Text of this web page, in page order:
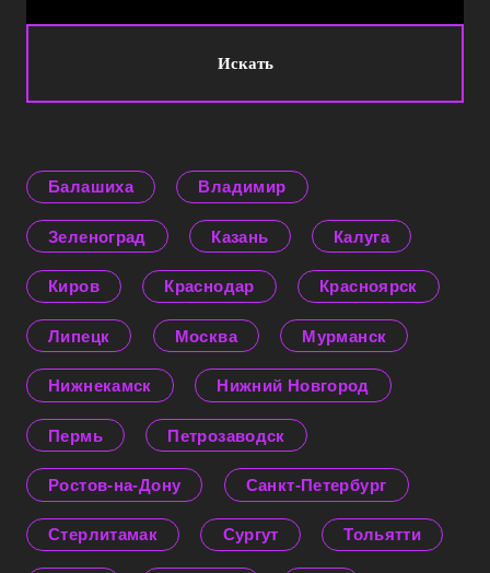
Искать
Балашиха Владимир
Зеленоград Казань Калуга
Киров Краснодар Красноярск
Липецк Москва Мурманск
Нижнекамск Нижний Новгород
Пермь Петрозаводск
Ростов-на-Дону Санкт-Петербург
Стерлитамак Сургут Тольятти